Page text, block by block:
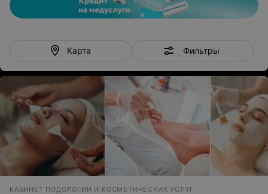
Карта Фильтры
КАБИНЕТ ПОДОЛОГИИ И КОСМЕТИЧЕСКИХ УСЛУГ